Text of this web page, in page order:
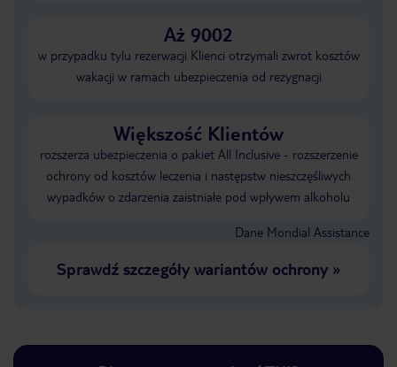
Aż 9002
w przypadku tylu rezerwacji Klienci otrzymali zwrot kosztów
wakacji w ramach ubezpieczenia od rezygnacji
Większość Klientów
rozszerza ubezpieczenia o pakiet All Inclusive - rozszerzenie
ochrony od kosztów leczenia i następstw nieszczęśliwych
wypadków o zdarzenia zaistniałe pod wpływem alkoholu
Dane Mondial Assistance
Sprawdź szczegóły wariantów ochrony»